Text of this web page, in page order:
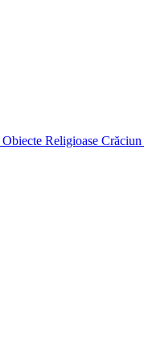
Obiecte Religioase Crăciun